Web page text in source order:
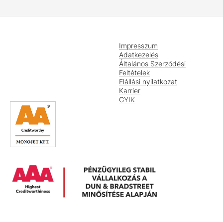
Impresszum
Adatkezelés
Általános Szerződési
Feltételek
Elállási nyilatkozat
Karrier
GYIK